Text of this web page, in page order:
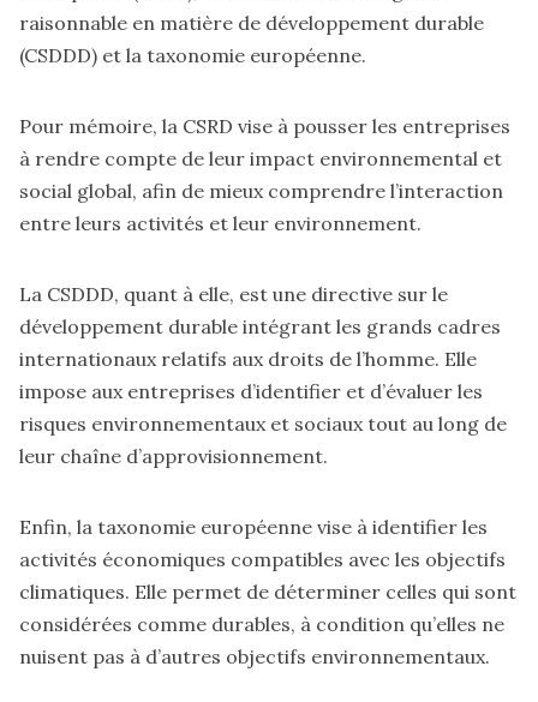
raisonnable en matière de développement durable
(CSDDD) et la taxonomie européenne.
Pour mémoire, la CSRD vise à pousser les entreprises
à rendre compte de leur impact environnemental et
social global, afin de mieux comprendre l’interaction
entre leurs activités et leur environnement.
La CSDDD, quant à elle, est une directive sur le
développement durable intégrant les grands cadres
internationaux relatifs aux droits de l’homme. Elle
impose aux entreprises d’identifier et d’évaluer les
risques environnementaux et sociaux tout au long de
leur chaîne d’approvisionnement.
Enfin, la taxonomie européenne vise à identifier les
activités économiques compatibles avec les objectifs
climatiques. Elle permet de déterminer celles qui sont
considérées comme durables, à condition qu’elles ne
nuisent pas à d’autres objectifs environnementaux.